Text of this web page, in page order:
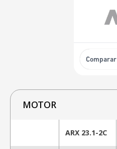
Comparar
MOTOR
ARX 23.1-2C